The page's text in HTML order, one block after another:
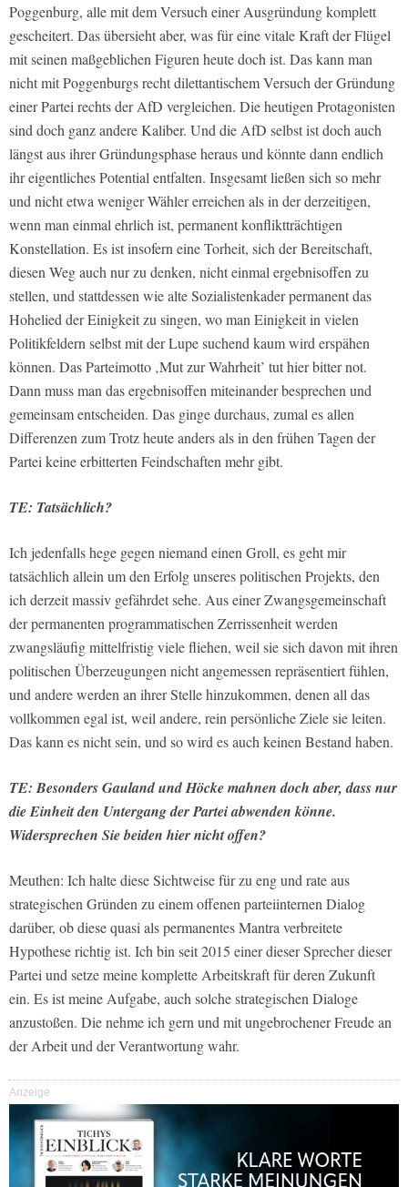
Poggenburg, alle mit dem Versuch einer Ausgründung komplett
gescheitert. Das übersieht aber, was für eine vitale Kraft der Flügel
mit seinen maßgeblichen Figuren heute doch ist. Das kann man
nicht mit Poggenburgs recht dilettantischem Versuch der Gründung
einer Partei rechts der AfD vergleichen. Die heutigen Protagonisten
sind doch ganz andere Kaliber. Und die AfD selbst ist doch auch
längst aus ihrer Gründungsphase heraus und könnte dann endlich
ihr eigentliches Potential entfalten. Insgesamt ließen sich so mehr
und nicht etwa weniger Wähler erreichen als in der derzeitigen,
wenn man einmal ehrlich ist, permanent konfliktträchtigen
Konstellation. Es ist insofern eine Torheit, sich der Bereitschaft,
diesen Weg auch nur zu denken, nicht einmal ergebnisoffen zu
stellen, und stattdessen wie alte Sozialistenkader permanent das
Hohelied der Einigkeit zu singen, wo man Einigkeit in vielen
Politikfeldern selbst mit der Lupe suchend kaum wird erspähen
können. Das Parteimotto ‚Mut zur Wahrheit’ tut hier bitter not.
Dann muss man das ergebnisoffen miteinander besprechen und
gemeinsam entscheiden. Das ginge durchaus, zumal es allen
Differenzen zum Trotz heute anders als in den frühen Tagen der
Partei keine erbitterten Feindschaften mehr gibt.
TE: Tatsächlich?
Ich jedenfalls hege gegen niemand einen Groll, es geht mir
tatsächlich allein um den Erfolg unseres politischen Projekts, den
ich derzeit massiv gefährdet sehe. Aus einer Zwangsgemeinschaft
der permanenten programmatischen Zerrissenheit werden
zwangsläufig mittelfristig viele fliehen, weil sie sich davon mit ihren
politischen Überzeugungen nicht angemessen repräsentiert fühlen,
und andere werden an ihrer Stelle hinzukommen, denen all das
vollkommen egal ist, weil andere, rein persönliche Ziele sie leiten.
Das kann es nicht sein, und so wird es auch keinen Bestand haben.
TE: Besonders Gauland und Höcke mahnen doch aber, dass nur
die Einheit den Untergang der Partei abwenden könne.
Widersprechen Sie beiden hier nicht offen?
Meuthen: Ich halte diese Sichtweise für zu eng und rate aus
strategischen Gründen zu einem offenen parteiinternen Dialog
darüber, ob diese quasi als permanentes Mantra verbreitete
Hypothese richtig ist. Ich bin seit 2015 einer dieser Sprecher dieser
Partei und setze meine komplette Arbeitskraft für deren Zukunft
ein. Es ist meine Aufgabe, auch solche strategischen Dialoge
anzustoßen. Die nehme ich gern und mit ungebrochener Freude an
der Arbeit und der Verantwortung wahr.
Anzeige